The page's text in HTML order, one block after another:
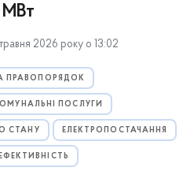
МВт
2026 року о 13:02
ПРАВОПОРЯДОК
ПОСЛУГИ
СТАНУ ЕЛЕКТРОПОСТАЧАННЯ